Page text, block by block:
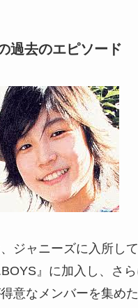
過去のエピソード
ジャニーズに入所し
』に加入し、さ
意なメンバーを集め